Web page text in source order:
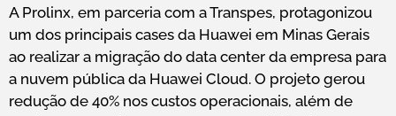
A Prolinx, em parceria com a Transpes, protagonizou
um dos principais cases da Huawei em Minas Gerais
ao realizar a migração do data center da empresa para
a nuvem pública da Huawei Cloud. O projeto gerou
redução de 40% nos custos operacionais, além de